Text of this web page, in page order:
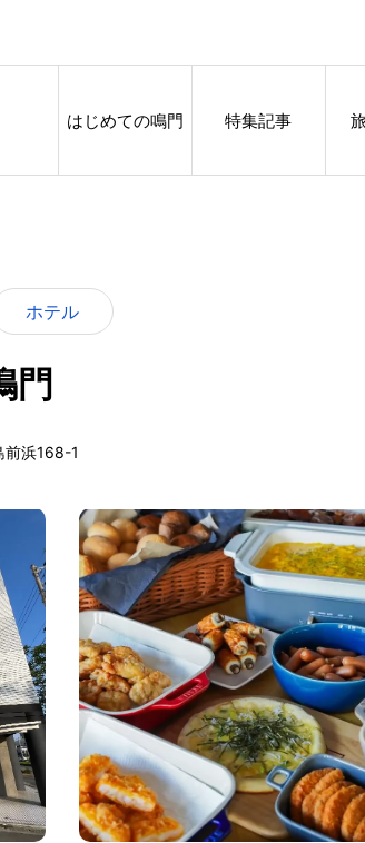
はじめての鳴門 特集記事
ホテル
門
前浜168-1